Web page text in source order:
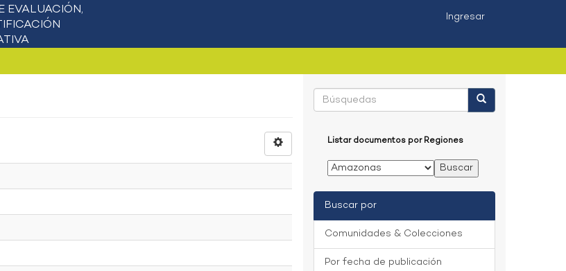
Ingresar
Listar documentos por Regiones
Buscar por
Comunidades & Colecciones
Por fecha de publicación